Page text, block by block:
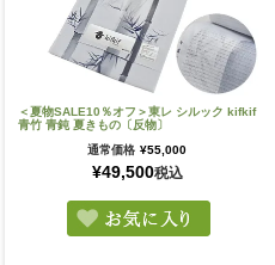
＜夏物SALE10％オフ＞東レ シルック kifkif
青竹 青鈍 夏きもの〔反物〕
通常価格 ¥55,000
¥49,500税込